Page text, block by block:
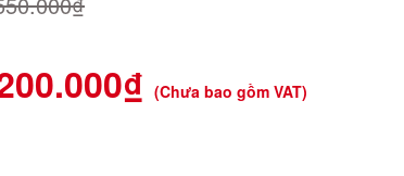
₫ (Chưa bao gồm VAT)